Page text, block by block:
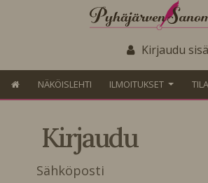
Kirjaudu
NÄKÖISLEHTI ILMOITUKSET
Kirjaudu
Sähköposti